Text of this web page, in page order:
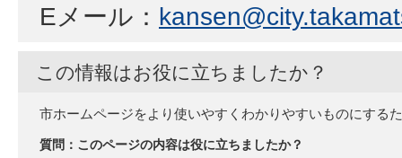
Eメール：
この情報はお役に立ちましたか？
市ホームページをより使いやすくわかりやすいものにする
質問：このページの内容は役に立ちましたか？